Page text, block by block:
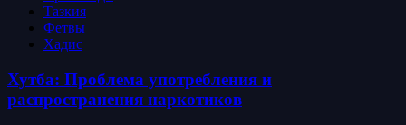
Тазкия
Фетвы
Хадис
Хутба: Проблема употребления и
распространения наркотиков